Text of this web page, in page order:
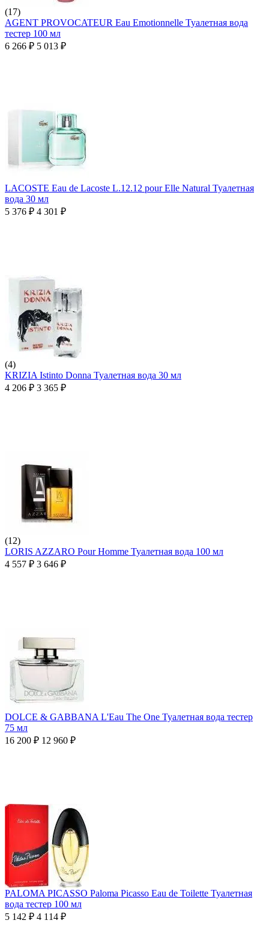
(17)
AGENT PROVOCATEUR Eau Emotionnelle Туалетная вода
тестер 100 мл
6 266 ₽ 5 013 ₽
LACOSTE Eau de Lacoste L.12.12 pour Elle Natural Туалетная
вода 30 мл
5 376 ₽ 4 301 ₽
(4)
KRIZIA Istinto Donna Туалетная вода 30 мл
4 206 ₽ 3 365 ₽
(12)
LORIS AZZARO Pour Homme Туалетная вода 100 мл
4 557 ₽ 3 646 ₽
DOLCE & GABBANA L'Eau The One Туалетная вода тестер
75 мл
16 200 ₽ 12 960 ₽
PALOMA PICASSO Paloma Picasso Eau de Toilette Туалетная
вода тестер 100 мл
5 142 ₽ 4 114 ₽